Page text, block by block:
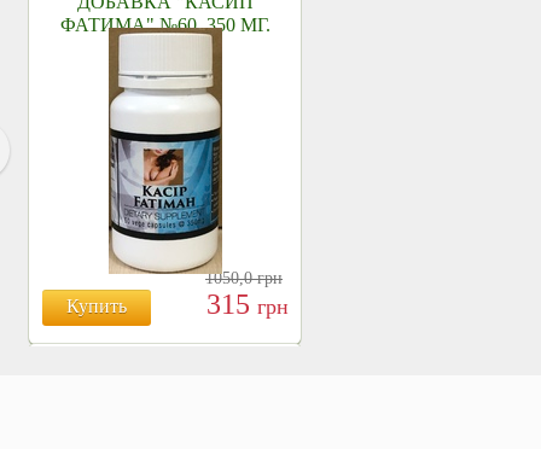
ФАТИМА" №60, 350 МГ.
Купить
1050,0грн
315 грн